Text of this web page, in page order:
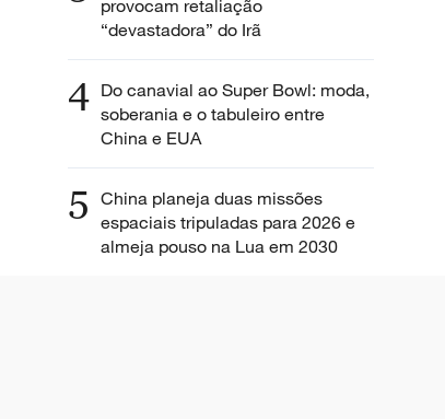
provocam retaliação
“devastadora” do Irã
4 Do canavial ao Super Bowl: moda,
soberania e o tabuleiro entre
China e EUA
5 China planeja duas missões
espaciais tripuladas para 2026 e
almeja pouso na Lua em 2030